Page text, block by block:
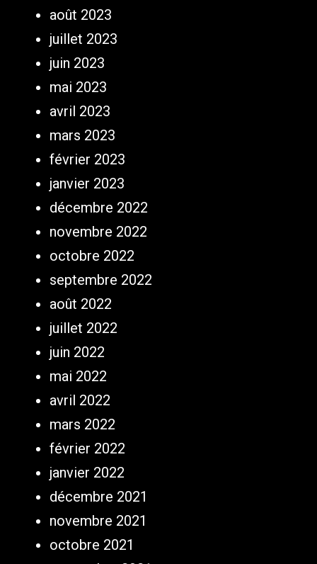
août 2023
juillet 2023
juin 2023
mai 2023
avril 2023
mars 2023
février 2023
janvier 2023
décembre 2022
novembre 2022
octobre 2022
septembre 2022
août 2022
juillet 2022
juin 2022
mai 2022
avril 2022
mars 2022
février 2022
janvier 2022
décembre 2021
novembre 2021
octobre 2021